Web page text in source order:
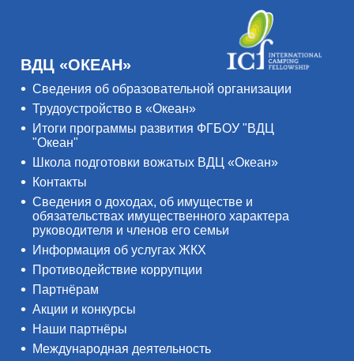
ВДЦ «ОКЕАН»
Сведения об образовательной организации
Трудоустройство в «Океан»
Итоги программы развития ФГБОУ "ВДЦ
"Океан"
Школа подготовки вожатых ВДЦ «Океан»
Контакты
Сведения о доходах, об имуществе и
обязательствах имущественного характера
руководителя и членов его семьи
Информация об услугах ЖКХ
Противодействие коррупции
Партнёрам
Акции и конкурсы
Наши партнёры
Международная деятельность